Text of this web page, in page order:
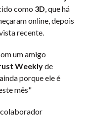
como 3D, que há
online, depois
recente.
um amigo
Weeklyde
porque ele é
mês"
colaborador